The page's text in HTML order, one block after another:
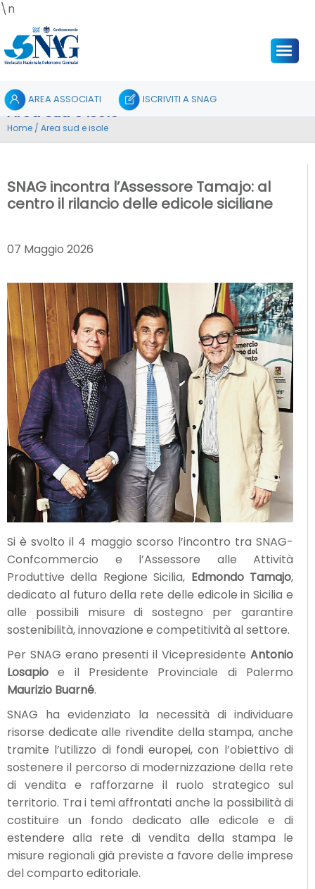
\n
AREA ASSOCIATI ISCRIVITI A SNAG
Area sud e isole
Home / Area sud e isole
SNAG incontra l’Assessore Tamajo: al
centro il rilancio delle edicole siciliane
07 Maggio 2026
Si è svolto il 4 maggio scorso l’incontro tra SNAG-
Confcommercio e l’Assessore alle Attività
Produttive della Regione Sicilia, Edmondo Tamajo,
dedicato al futuro della rete delle edicole in Sicilia e
alle possibili misure di sostegno per garantire
sostenibilità, innovazione e competitività al settore.
Per SNAG erano presenti il Vicepresidente Antonio
Losapio e il Presidente Provinciale di Palermo
Maurizio Buarné.
SNAG ha evidenziato la necessità di individuare
risorse dedicate alle rivendite della stampa, anche
tramite l’utilizzo di fondi europei, con l’obiettivo di
sostenere il percorso di modernizzazione della rete
di vendita e rafforzarne il ruolo strategico sul
territorio. Tra i temi affrontati anche la possibilità di
costituire un fondo dedicato alle edicole e di
estendere alla rete di vendita della stampa le
misure regionali già previste a favore delle imprese
del comparto editoriale.